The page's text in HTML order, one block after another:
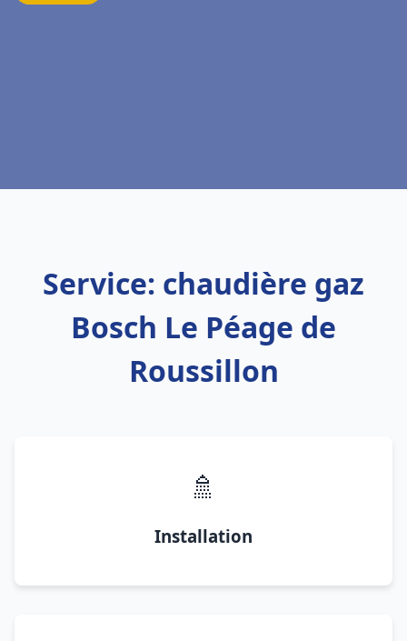
Service: chaudière gaz
Bosch Le Péage de
Roussillon
🚿
Installation